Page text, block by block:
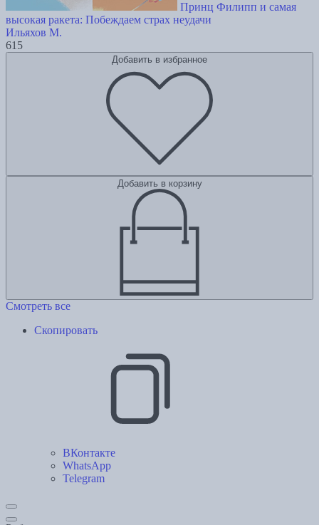
Принц Филипп и самая
высокая ракета: Побеждаем страх неудачи
Ильяхов М.
615
Добавить в избранное
Добавить в корзину
Смотреть все
Скопировать
ВКонтакте
WhatsApp
Telegram